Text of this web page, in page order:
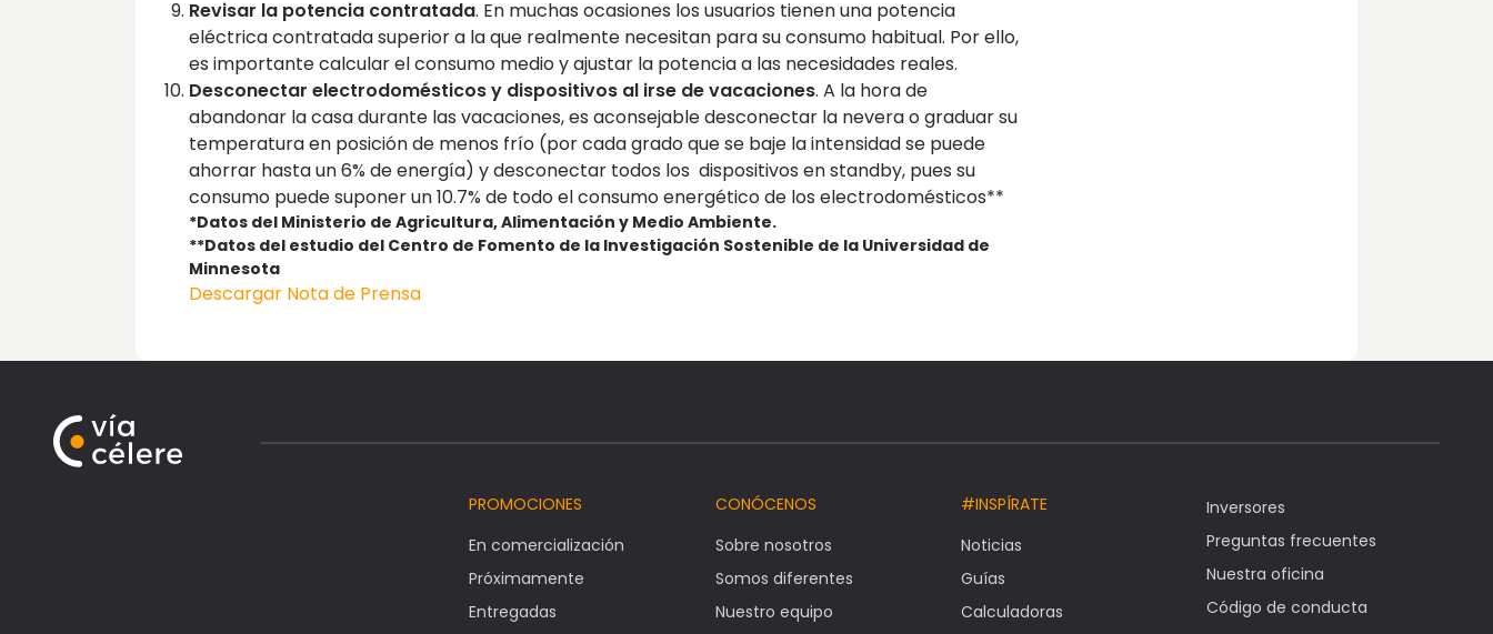
Revisar la potencia contratada. En muchas ocasiones los usuarios tienen una potencia
eléctrica contratada superior a la que realmente necesitan para su consumo habitual. Por ello,
es importante calcular el consumo medio y ajustar la potencia a las necesidades reales.
Desconectar electrodomésticos y dispositivos al irse de vacaciones. A la hora de
abandonar la casa durante las vacaciones, es aconsejable desconectar la nevera o graduar su
temperatura en posición de menos frío (por cada grado que se baje la intensidad se puede
ahorrar hasta un 6% de energía) y desconectar todos los dispositivos en standby, pues su
consumo puede suponer un 10.7% de todo el consumo energético de los electrodomésticos**
*Datos del Ministerio de Agricultura, Alimentación y Medio Ambiente.
**Datos del estudio del Centro de Fomento de la Investigación Sostenible de la Universidad de
Minnesota
Descargar Nota de Prensa
PROMOCIONES
En comercialización
Próximamente
Entregadas
CONÓCENOS
Sobre nosotros
Somos diferentes
Nuestro equipo
#INSPÍRATE
Noticias
Guías
Calculadoras
Inversores
Preguntas frecuentes
Nuestra oficina
Código de conducta